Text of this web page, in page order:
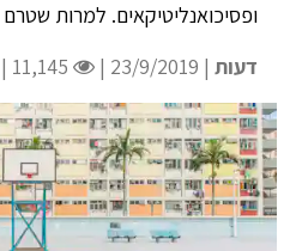
ופסיכואנליטיקאים. למרות
דעות | 23/9/2019 |